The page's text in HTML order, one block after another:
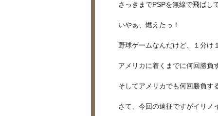
さっきまでPSPを無線で飛ばし
いやぁ、燃えたっ！
野球ゲームなんだけど、１分け
アメリカに着くまでに何回勝負
そしてアメリカでも何回勝負す
さて、今回の遠征ですがイリノ